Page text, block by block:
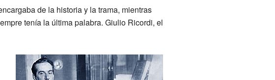
de la historia y la trama, mientras
tenía la última palabra. Giulio Ricordi, el